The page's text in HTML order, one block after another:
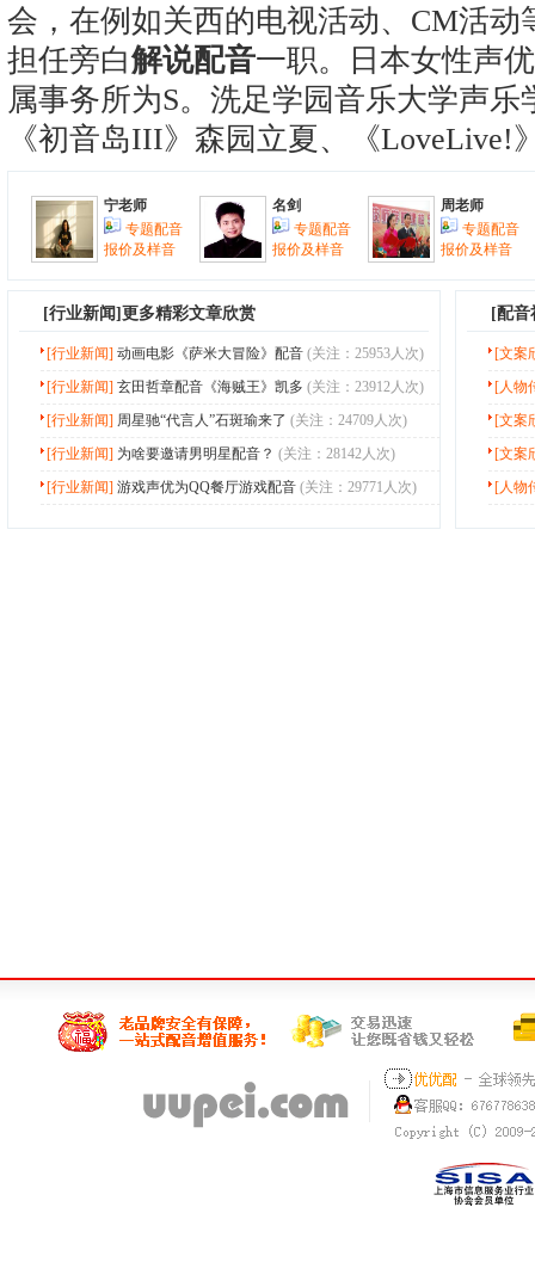
会，在例如关西的电视活动、CM活
担任旁白解说配音一职。日本女性声
属事务所为S。洗足学园音乐大学声
《初音岛III》森园立夏、《LoveLive!
宁老师
专题配音
报价及样音
名剑
专题配音
报价及样音
周老师
专题配音
报价及样音
[行业新闻]更多精彩文章欣赏
[行业新闻] 动画电影《萨米大冒险》配音 (关注：25953人次)
[行业新闻] 玄田哲章配音《海贼王》凯多 (关注：23912人次)
[行业新闻] 周星驰“代言人”石斑瑜来了 (关注：24709人次)
[行业新闻] 为啥要邀请男明星配音？ (关注：28142人次)
[行业新闻] 游戏声优为QQ餐厅游戏配音 (关注：29771人次)
[配音
[文案
[人物
[文案
[文案
[人物